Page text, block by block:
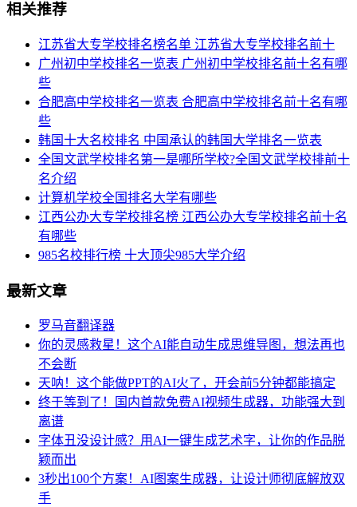
相关推荐
江苏省大专学校排名榜名单 江苏省大专学校排名前十
广州初中学校排名一览表 广州初中学校排名前十名有哪
些
合肥高中学校排名一览表 合肥高中学校排名前十名有哪
些
韩国十大名校排名 中国承认的韩国大学排名一览表
全国文武学校排名第一是哪所学校?全国文武学校排前十
名介绍
计算机学校全国排名大学有哪些
江西公办大专学校排名榜 江西公办大专学校排名前十名
有哪些
985名校排行榜 十大顶尖985大学介绍
最新文章
罗马音翻译器
你的灵感救星！这个AI能自动生成思维导图，想法再也
不会断
天呐！这个能做PPT的AI火了，开会前5分钟都能搞定
终于等到了！国内首款免费AI视频生成器，功能强大到
离谱
字体丑没设计感？用AI一键生成艺术字，让你的作品脱
颖而出
3秒出100个方案！AI图案生成器，让设计师彻底解放双
手